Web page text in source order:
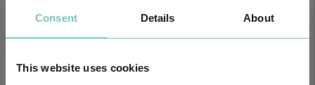
Consent Details About
This website uses cookies
O GRUPO HPA AGORA É CUF: JUNTOS E CADA VEZ MAIS